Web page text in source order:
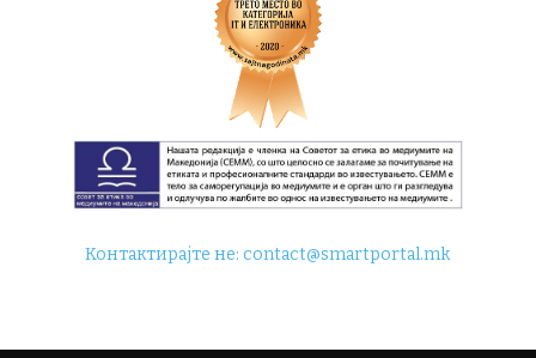
Контактирајте не:contact@smartportal.mk